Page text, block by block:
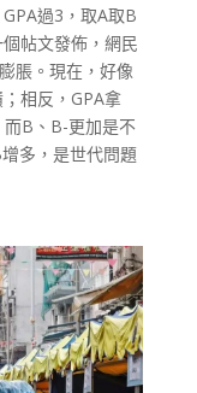
過3，取A取B
帖文發佈，網民
脹。現在，好像
相反，GPA拿
B、B-更加是不
多，是世代問題